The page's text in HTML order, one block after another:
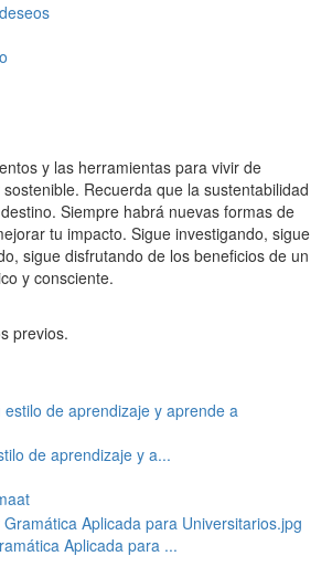
y las herramientas para vivir de
Recuerda que la sustentabilidad
Siempre habrá nuevas formas de
tu impacto. Sigue investigando, sigue
sigue disfrutando de los beneficios de un
y consciente.
previos.
de aprendizaje y a...
Aplicada para ...